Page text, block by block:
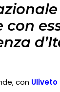
con
con